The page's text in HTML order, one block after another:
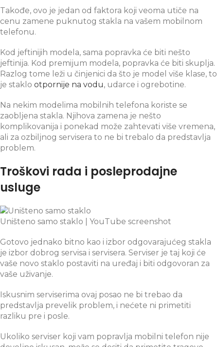
Takođe, ovo je jedan od faktora koji veoma utiče na
cenu zamene puknutog stakla na vašem mobilnom
telefonu.
Kod jeftinijih modela, sama popravka će biti nešto
jeftinija. Kod premijum modela, popravka će biti skuplja.
Razlog tome leži u činjenici da što je model više klase, to
je staklo otpornije na vodu, udarce i ogrebotine.
Na nekim modelima mobilnih telefona koriste se
zaobljena stakla. Njihova zamena je nešto
komplikovanija i ponekad može zahtevati više vremena,
ali za ozbiljnog servisera to ne bi trebalo da predstavlja
problem.
Troškovi rada i posleprodajne
usluge
Uništeno samo staklo | YouTube screenshot
Gotovo jednako bitno kao i izbor odgovarajućeg stakla
je izbor dobrog servisa i servisera. Serviser je taj koji će
vaše novo staklo postaviti na uređaj i biti odgovoran za
vaše uživanje.
Iskusnim serviserima ovaj posao ne bi trebao da
predstavlja prevelik problem, i nećete ni primetiti
razliku pre i posle.
Ukoliko serviser koji vam popravlja mobilni telefon nije